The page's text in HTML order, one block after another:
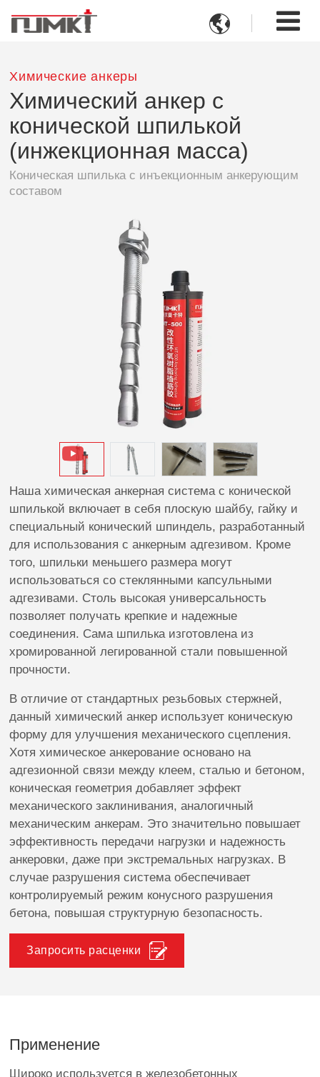

Химические анкеры
Химический анкер с
конической шпилькой
(инжекционная масса)
Коническая шпилька с инъекционным анкерующим
составом
Наша химическая анкерная система с конической
шпилькой включает в себя плоскую шайбу, гайку и
специальный конический шпиндель, разработанный
для использования с анкерным адгезивом. Кроме
того, шпильки меньшего размера могут
использоваться со стеклянными капсульными
адгезивами. Столь высокая универсальность
позволяет получать крепкие и надежные
соединения. Сама шпилька изготовлена из
хромированной легированной стали повышенной
прочности.
В отличие от стандартных резьбовых стержней,
данный химический анкер использует коническую
форму для улучшения механического сцепления.
Хотя химическое анкерование основано на
адгезионной связи между клеем, сталью и бетоном,
коническая геометрия добавляет эффект
механического заклинивания, аналогичный
механическим анкерам. Это значительно повышает
эффективность передачи нагрузки и надежность
анкеровки, даже при экстремальных нагрузках. В
случае разрушения система обеспечивает
контролируемый режим конусного разрушения
бетона, повышая структурную безопасность.
Запросить расценки
Применение
Широко используется в железобетонных